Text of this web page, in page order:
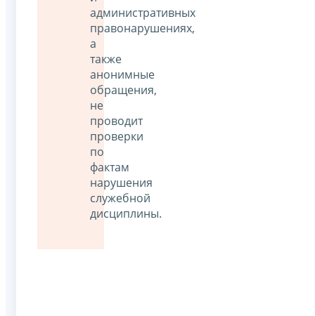
административных
правонарушениях,
а
также
анонимные
обращения,
не
проводит
проверки
по
фактам
нарушения
служебной
дисциплины.